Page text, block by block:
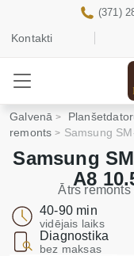
Kontakti
(371)
Galvenā
remonts
Samsung
Samsung
A8
Ātrs
40-90 min
vidējais laiks
Diagnostika
bez maksas